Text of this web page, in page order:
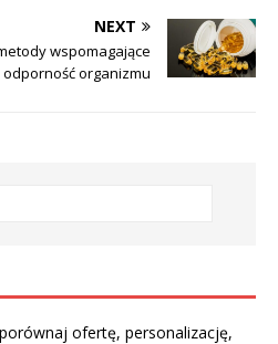
NEXT
wspomagające
odporność organizmu
ofertę, personalizację,